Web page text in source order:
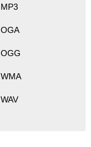
MP3
OGA
OGG
WMA
WAV